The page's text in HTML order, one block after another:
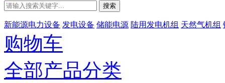
搜索
新能源电力设备 发电设备 储能电源 陆用发电机组 天然气机组
购物车
全部产品分类